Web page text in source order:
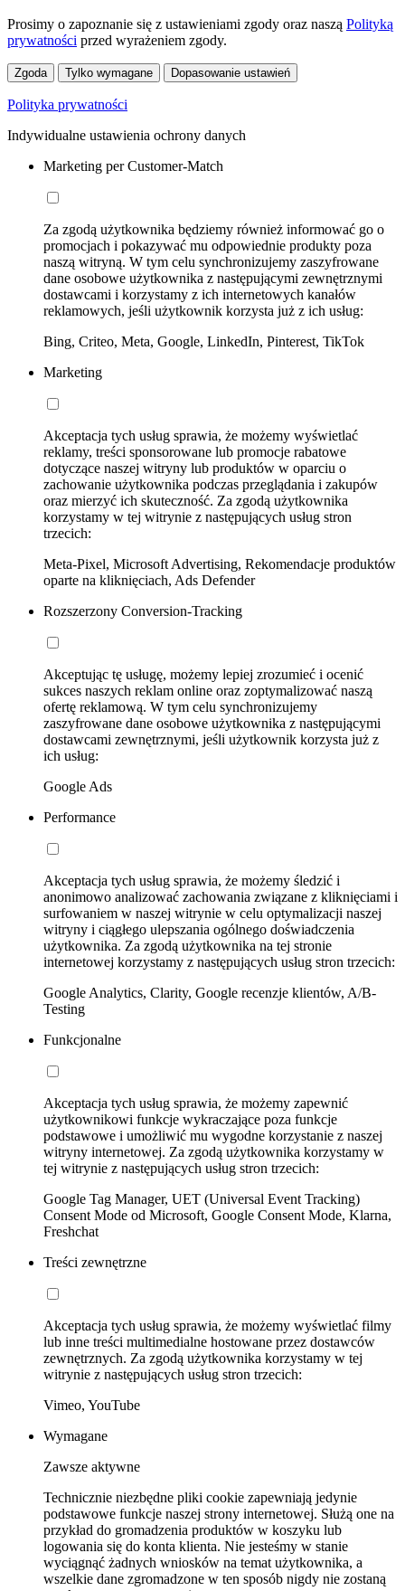
Prosimy o zapoznanie się z ustawieniami zgody oraz naszą Polityką
prywatności przed wyrażeniem zgody.
Zgoda Tylko wymagane Dopasowanie ustawień
Polityka prywatności
Indywidualne ustawienia ochrony danych
Marketing per Customer-Match
Za zgodą użytkownika będziemy również informować go o
promocjach i pokazywać mu odpowiednie produkty poza
naszą witryną. W tym celu synchronizujemy zaszyfrowane
dane osobowe użytkownika z następującymi zewnętrznymi
dostawcami i korzystamy z ich internetowych kanałów
reklamowych, jeśli użytkownik korzysta już z ich usług:
Bing, Criteo, Meta, Google, LinkedIn, Pinterest, TikTok
Marketing
Akceptacja tych usług sprawia, że możemy wyświetlać
reklamy, treści sponsorowane lub promocje rabatowe
dotyczące naszej witryny lub produktów w oparciu o
zachowanie użytkownika podczas przeglądania i zakupów
oraz mierzyć ich skuteczność. Za zgodą użytkownika
korzystamy w tej witrynie z następujących usług stron
trzecich:
Meta-Pixel, Microsoft Advertising, Rekomendacje produktów
oparte na kliknięciach, Ads Defender
Rozszerzony Conversion-Tracking
Akceptując tę usługę, możemy lepiej zrozumieć i ocenić
sukces naszych reklam online oraz zoptymalizować naszą
ofertę reklamową. W tym celu synchronizujemy
zaszyfrowane dane osobowe użytkownika z następującymi
dostawcami zewnętrznymi, jeśli użytkownik korzysta już z
ich usług:
Google Ads
Performance
Akceptacja tych usług sprawia, że możemy śledzić i
anonimowo analizować zachowania związane z kliknięciami i
surfowaniem w naszej witrynie w celu optymalizacji naszej
witryny i ciągłego ulepszania ogólnego doświadczenia
użytkownika. Za zgodą użytkownika na tej stronie
internetowej korzystamy z następujących usług stron trzecich:
Google Analytics, Clarity, Google recenzje klientów, A/B-
Testing
Funkcjonalne
Akceptacja tych usług sprawia, że możemy zapewnić
użytkownikowi funkcje wykraczające poza funkcje
podstawowe i umożliwić mu wygodne korzystanie z naszej
witryny internetowej. Za zgodą użytkownika korzystamy w
tej witrynie z następujących usług stron trzecich:
Google Tag Manager, UET (Universal Event Tracking)
Consent Mode od Microsoft, Google Consent Mode, Klarna,
Freshchat
Treści zewnętrzne
Akceptacja tych usług sprawia, że możemy wyświetlać filmy
lub inne treści multimedialne hostowane przez dostawców
zewnętrznych. Za zgodą użytkownika korzystamy w tej
witrynie z następujących usług stron trzecich:
Vimeo, YouTube
Wymagane
Zawsze aktywne
Technicznie niezbędne pliki cookie zapewniają jedynie
podstawowe funkcje naszej strony internetowej. Służą one na
przykład do gromadzenia produktów w koszyku lub
logowania się do konta klienta. Nie jesteśmy w stanie
wyciągnąć żadnych wniosków na temat użytkownika, a
wszelkie dane zgromadzone w ten sposób nigdy nie zostaną